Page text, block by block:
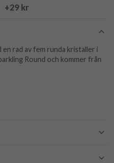
+29 kr
rad av fem runda kristaller i
Round och kommer från